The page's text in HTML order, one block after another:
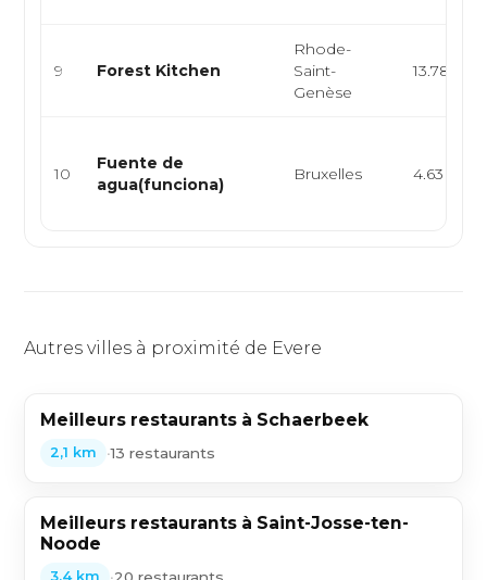
9 Forest Kitchen
Rhode-
Saint-
Genèse
13.78 km
10
Fuente de
agua(funciona)
Bruxelles 4.63 km
Autres villes à proximité de Evere
Meilleurs restaurants à Schaerbeek
2,1 km •13 restaurants
Meilleurs restaurants à Saint-Josse-ten-
Noode
3,4 km •20 restaurants